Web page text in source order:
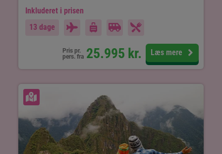
Inkluderet i prisen
13 dage
Pris pr.
pers. fra 25.995 kr. Læs mere